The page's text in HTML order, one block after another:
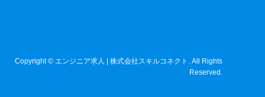
Copyright© エンジニア求人 | 株式会社スキルコネクト . All Rights
Reserved.